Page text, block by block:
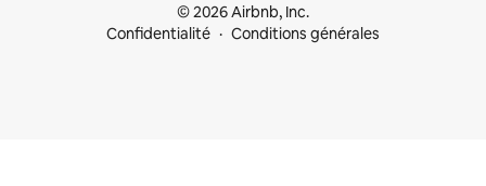
© 2026 Airbnb, Inc.
Confidentialité
Conditions générales